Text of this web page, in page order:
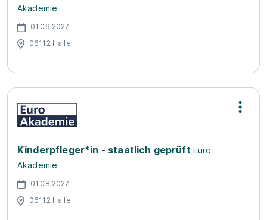
Akademie
01.09.2027
06112 Halle
Kinderpfleger*in - staatlich geprüft Euro
Akademie
01.08.2027
06112 Halle